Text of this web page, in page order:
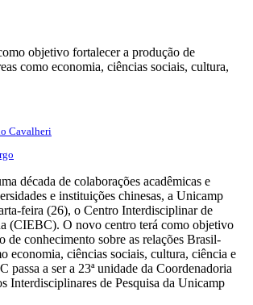
objetivo fortalecer a produção de
como economia, ciências sociais, cultura,
Cavalheri
década de colaborações acadêmicas e
e instituições chinesas, a Unicamp
feira (26), o Centro Interdisciplinar de
(CIEBC). O novo centro terá como objetivo
de conhecimento sobre as relações Brasil-
economia, ciências sociais, cultura, ciência e
passa a ser a 23ª unidade da Coordenadoria
Interdisciplinares de Pesquisa da Unicamp